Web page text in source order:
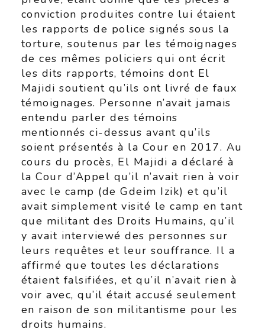
conviction produites contre lui étaient
les rapports de police signés sous la
torture, soutenus par les témoignages
de ces mêmes policiers qui ont écrit
les dits rapports, témoins dont El
Majidi soutient qu’ils ont livré de faux
témoignages. Personne n’avait jamais
entendu parler des témoins
mentionnés ci-dessus avant qu’ils
soient présentés à la Cour en 2017. Au
cours du procès, El Majidi a déclaré à
la Cour d’Appel qu’il n’avait rien à voir
avec le camp (de Gdeim Izik) et qu’il
avait simplement visité le camp en tant
que militant des Droits Humains, qu’il
y avait interviewé des personnes sur
leurs requêtes et leur souffrance. Il a
affirmé que toutes les déclarations
étaient falsifiées, et qu’il n’avait rien à
voir avec, qu’il était accusé seulement
en raison de son militantisme pour les
droits humains.